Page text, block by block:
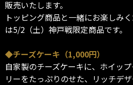
販売いたします。
トッピング商品と一緒にお楽しみ
は5/2（土）神戸戦限定商品です。
◆チーズケーキ（1,000円）
自家製のチーズケーキに、ホイッ
リーをたっぷりのせた、リッチデザ